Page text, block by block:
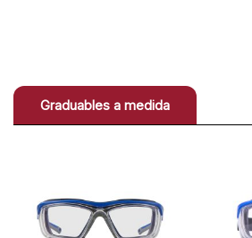
Graduables a medida